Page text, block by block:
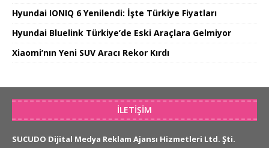
Hyundai IONIQ 6 Yenilendi: İşte Türkiye Fiyatları
Hyundai Bluelink Türkiye’de Eski Araçlara Gelmiyor
Xiaomi’nın Yeni SUV Aracı Rekor Kırdı
İLETIŞIM
SUCUDO Dijital Medya Reklam Ajansı Hizmetleri Ltd. Şti.